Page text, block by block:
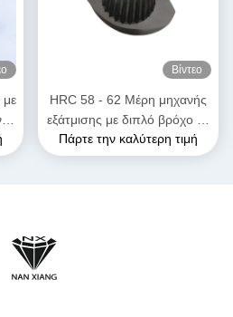
με
Βίντεο
HRC 58 - 62 Μέρη μηχανής
εξάτμισης με διπλό βρόχο με
στοιχεία εξάτμισης για
υψηλές θερμοκρασίες
Πάρτε την καλύτερη τιμή